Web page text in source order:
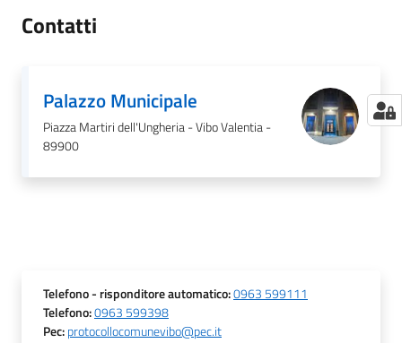
Contatti
Palazzo Municipale
Piazza Martiri dell'Ungheria - Vibo Valentia -
89900
Telefono- risponditore automatico:0963 599111
Telefono:0963 599398
Pec:protocollocomunevibo@pec.it